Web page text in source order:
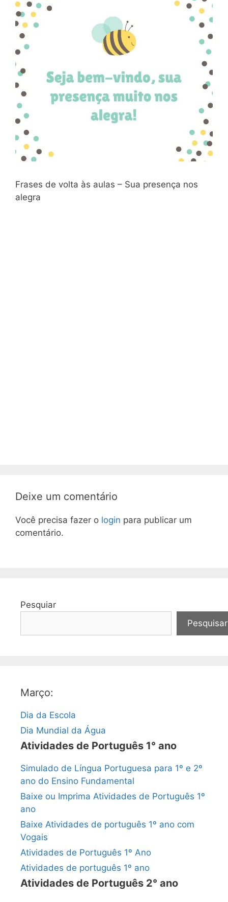
Frases de volta às aulas – Sua presença nos
alegra
Deixe um comentário
Você precisa fazer o login para publicar um
comentário.
Pesquiar
Pesquisar
Março:
Dia da Escola
Dia Mundial da Água
Atividades de Português 1° ano
Simulado de Língua Portuguesa para 1º e 2º
ano do Ensino Fundamental
Baixe ou Imprima Atividades de Português 1º
ano
Baixe Atividades de português 1º ano com
Vogais
Atividades de Português 1º Ano
Atividades de português 1º ano
Atividades de Português 2° ano